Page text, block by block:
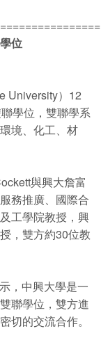
位
University）12
學位，雙聯學系
境、化工、材
與興大詹富
務推廣、國際合
工學院教授，興
，雙方約30位教
，中興大學是一
聯學位，雙方進
切的交流合作。